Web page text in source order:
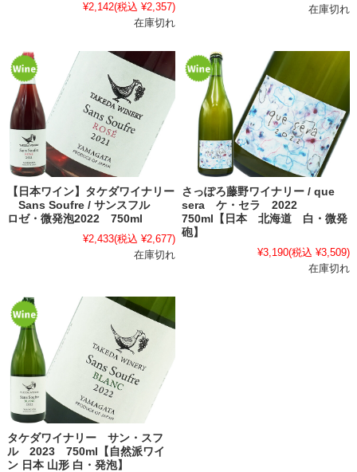
¥2,142(税込 ¥2,357)
在庫切れ
在庫切れ
【日本ワイン】タケダワイナリー
Sans Soufre / サンスフル
ロゼ・微発泡2022 750ml
¥2,433(税込 ¥2,677)
在庫切れ
さっぽろ藤野ワイナリー / que
sera ケ・セラ 2022
750ml【日本 北海道 白・微発
砲】
¥3,190(税込 ¥3,509)
在庫切れ
タケダワイナリー サン・スフ
ル 2023 750ml【自然派ワイ
ン 日本 山形 白・発泡】